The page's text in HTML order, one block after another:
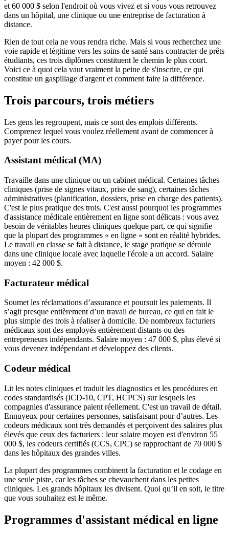
et 60 000 $ selon l'endroit où vous vivez et si vous vous retrouvez
dans un hôpital, une clinique ou une entreprise de facturation à
distance.
Rien de tout cela ne vous rendra riche. Mais si vous recherchez une
voie rapide et légitime vers les soins de santé sans contracter de prêts
étudiants, ces trois diplômes constituent le chemin le plus court.
Voici ce à quoi cela vaut vraiment la peine de s'inscrire, ce qui
constitue un gaspillage d'argent et comment faire la différence.
Trois parcours, trois métiers
Les gens les regroupent, mais ce sont des emplois différents.
Comprenez lequel vous voulez réellement avant de commencer à
payer pour les cours.
Assistant médical (MA)
Travaille dans une clinique ou un cabinet médical. Certaines tâches
cliniques (prise de signes vitaux, prise de sang), certaines tâches
administratives (planification, dossiers, prise en charge des patients).
C'est le plus pratique des trois. C'est aussi pourquoi les programmes
d'assistance médicale entièrement en ligne sont délicats : vous avez
besoin de véritables heures cliniques quelque part, ce qui signifie
que la plupart des programmes « en ligne » sont en réalité hybrides.
Le travail en classe se fait à distance, le stage pratique se déroule
dans une clinique locale avec laquelle l'école a un accord. Salaire
moyen : 42 000 $.
Facturateur médical
Soumet les réclamations d’assurance et poursuit les paiements. Il
s’agit presque entièrement d’un travail de bureau, ce qui en fait le
plus simple des trois à réaliser à domicile. De nombreux facturiers
médicaux sont des employés entièrement distants ou des
entrepreneurs indépendants. Salaire moyen : 47 000 $, plus élevé si
vous devenez indépendant et développez des clients.
Codeur médical
Lit les notes cliniques et traduit les diagnostics et les procédures en
codes standardisés (ICD-10, CPT, HCPCS) sur lesquels les
compagnies d'assurance paient réellement. C'est un travail de détail.
Ennuyeux pour certaines personnes, satisfaisant pour d’autres. Les
codeurs médicaux sont très demandés et perçoivent des salaires plus
élevés que ceux des facturiers : leur salaire moyen est d'environ 55
000 $, les codeurs certifiés (CCS, CPC) se rapprochant de 70 000 $
dans les hôpitaux des grandes villes.
La plupart des programmes combinent la facturation et le codage en
une seule piste, car les tâches se chevauchent dans les petites
cliniques. Les grands hôpitaux les divisent. Quoi qu’il en soit, le titre
que vous souhaitez est le même.
Programmes d'assistant médical en ligne